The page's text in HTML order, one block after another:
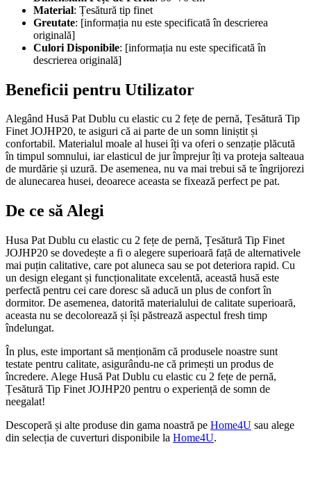
Material: Țesătură tip finet
Greutate: [informația nu este specificată în descrierea
originală]
Culori Disponibile: [informația nu este specificată în
descrierea originală]
Beneficii pentru Utilizator
Alegând Husă Pat Dublu cu elastic cu 2 fețe de pernă, Țesătură Tip
Finet JOJHP20, te asiguri că ai parte de un somn liniștit și
confortabil. Materialul moale al husei îți va oferi o senzație plăcută
în timpul somnului, iar elasticul de jur împrejur îți va proteja salteaua
de murdărie și uzură. De asemenea, nu va mai trebui să te îngrijorezi
de alunecarea husei, deoarece aceasta se fixează perfect pe pat.
De ce să Alegi
Husa Pat Dublu cu elastic cu 2 fețe de pernă, Țesătură Tip Finet
JOJHP20 se dovedește a fi o alegere superioară față de alternativele
mai puțin calitative, care pot aluneca sau se pot deteriora rapid. Cu
un design elegant și funcționalitate excelentă, această husă este
perfectă pentru cei care doresc să aducă un plus de confort în
dormitor. De asemenea, datorită materialului de calitate superioară,
aceasta nu se decolorează și își păstrează aspectul fresh timp
îndelungat.
În plus, este important să menționăm că produsele noastre sunt
testate pentru calitate, asigurându-ne că primești un produs de
încredere. Alege Husă Pat Dublu cu elastic cu 2 fețe de pernă,
Țesătură Tip Finet JOJHP20 pentru o experiență de somn de
neegalat!
Descoperă și alte produse din gama noastră pe Home4U sau alege
din selecția de cuverturi disponibile la Home4U.